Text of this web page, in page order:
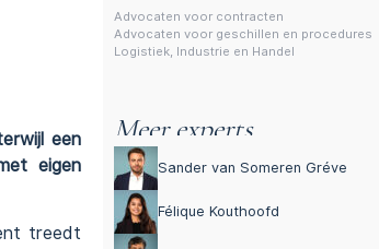
een
eigen
treedt
Advocaten voor contracten
Advocaten voor geschillen en procedures
Logistiek, Industrie en Handel
Meer experts
Sander van Someren Gréve
Félique Kouthoofd